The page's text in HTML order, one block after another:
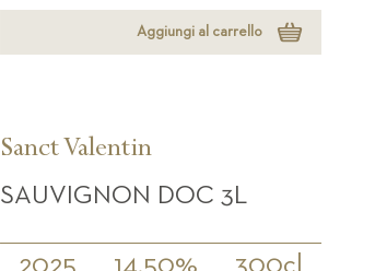
Aggiungi al carrello
Sanct Valentin
SAUVIGNON DOC 3L